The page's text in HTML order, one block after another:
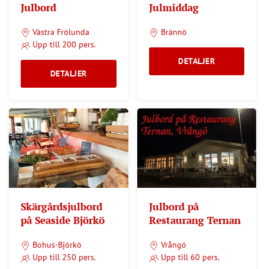
Julbord
Västra Frölunda ‎
Upp till 200 pers.
DETALJER
Julmiddag
Brännö
DETALJER
Skärgårdsjulbord
på Seaside Björkö
Bohus-Björkö
Upp till 250 pers.
Julbord på
Restaurang Ternan
Vrångö
Upp till 60 pers.